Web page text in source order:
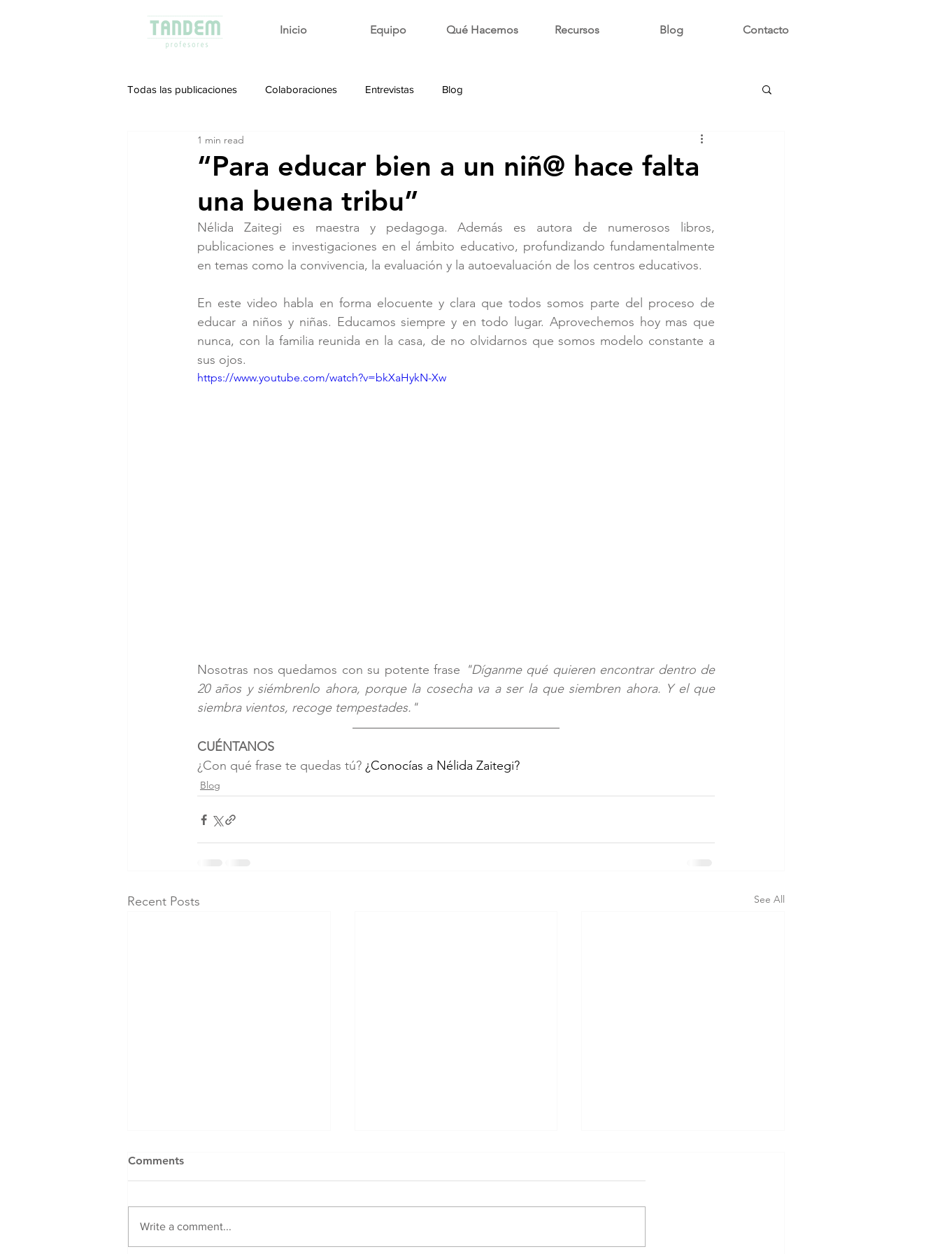
Inicio Equipo Qué Hacemos Recursos Blog Contacto
Todas las publicaciones Colaboraciones Entrevistas Blog
“Para educar bien a un niñ@ hace falta
una buena tribu”
1 min read
Nélida Zaitegi es maestra y pedagoga. Además es autora de numerosos libros,
publicaciones e investigaciones en el ámbito educativo, profundizando fundamentalmente
en temas como la convivencia, la evaluación y la autoevaluación de los centros educativos.
En este video habla en forma elocuente y clara que todos somos parte del proceso de
educar a niños y niñas. Educamos siempre y en todo lugar. Aprovechemos hoy mas que
nunca, con la familia reunida en la casa, de no olvidarnos que somos modelo constante a
sus ojos.
https://www.youtube.com/watch?v=bkXaHykN-Xw
Nosotras nos quedamos con su potente frase "Díganme qué quieren encontrar dentro de
20 años y siémbrenlo ahora, porque la cosecha va a ser la que siembren ahora. Y el que
siembra vientos, recoge tempestades."
CUÉNTANOS
¿Con qué frase te quedas tú? ¿Conocías a Nélida Zaitegi?
Blog
Recent Posts See All
Comments
Write a comment...